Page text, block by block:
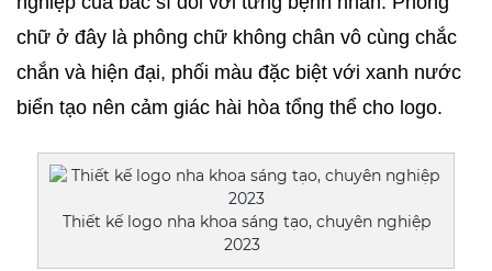
chữ ở đây là phông chữ không chân vô cùng chắc
chắn và hiện đại, phối màu đặc biệt với xanh nước
biển tạo nên cảm giác hài hòa tổng thể cho logo.
Thiết kế logo nha khoa sáng tạo, chuyên nghiệp
2023